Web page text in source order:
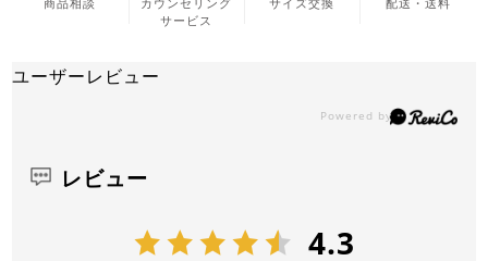
商品相談
カウンセリング
サービス
サイズ交換 配送・送料
ユーザーレビュー
レビュー
4.3